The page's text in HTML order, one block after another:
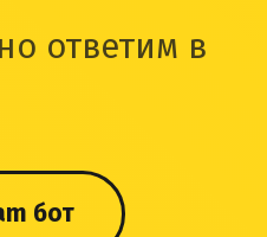
ответим в
бот